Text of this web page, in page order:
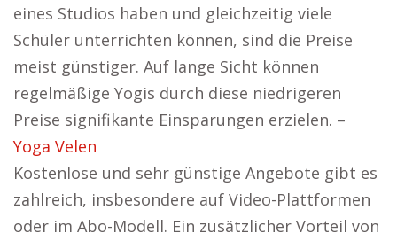
eines Studios haben und gleichzeitig viele
Schüler unterrichten können, sind die Preise
meist günstiger. Auf lange Sicht können
regelmäßige Yogis durch diese niedrigeren
Preise signifikante Einsparungen erzielen. –
Yoga Velen
Kostenlose und sehr günstige Angebote gibt es
zahlreich, insbesondere auf Video-Plattformen
oder im Abo-Modell. Ein zusätzlicher Vorteil von